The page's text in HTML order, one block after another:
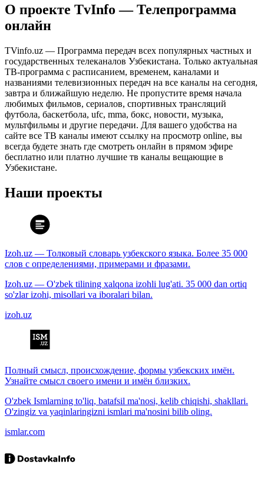
О проекте TvInfo — Телепрограмма
онлайн
TVinfo.uz — Программа передач всех популярных частных и
государственных телеканалов Узбекистана. Только актуальная
ТВ-программа с расписанием, временем, каналами и
названиями телевизионных передач на все каналы на сегодня,
завтра и ближайшую неделю. Не пропустите время начала
любимых фильмов, сериалов, спортивных трансляций
футбола, баскетбола, ufc, mma, бокс, новости, музыка,
мультфильмы и другие передачи. Для вашего удобства на
сайте все ТВ каналы имеют ссылку на просмотр online, вы
всегда будете знать где смотреть онлайн в прямом эфире
бесплатно или платно лучшие тв каналы вещающие в
Узбекистане.
Наши проекты
Izoh.uz — Толковый словарь узбекского языка. Более 35 000
слов с определениями, примерами и фразами.
Izoh.uz — O'zbek tilining xalqona izohli lug'ati. 35 000 dan ortiq
so'zlar izohi, misollari va iboralari bilan.
izoh.uz
Полный смысл, происхождение, формы узбекских имён.
Узнайте смысл своего имени и имён близких.
O'zbek Ismlarning to'liq, batafsil ma'nosi, kelib chiqishi, shakllari.
O'zingiz va yaqinlaringizni ismlari ma'nosini bilib oling.
ismlar.com